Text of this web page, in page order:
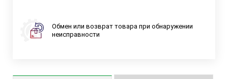
Обмен или возврат товара при обнаружении
неисправности